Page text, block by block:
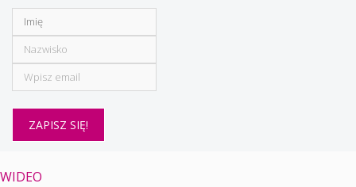
WIDEO